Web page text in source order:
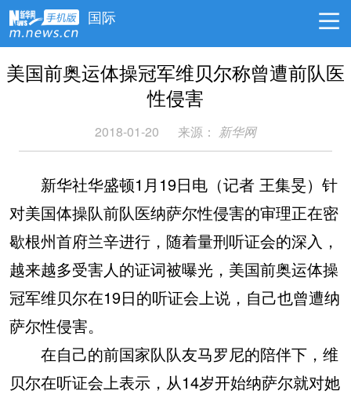
国际
美国前奥运体操冠军维贝尔称曾遭前队医
性侵害
2018-01-20 来源： 新华网
新华社华盛顿1月19日电（记者 王集旻）针
对美国体操队前队医纳萨尔性侵害的审理正在密
歇根州首府兰辛进行，随着量刑听证会的深入，
越来越多受害人的证词被曝光，美国前奥运体操
冠军维贝尔在19日的听证会上说，自己也曾遭纳
萨尔性侵害。
在自己的前国家队队友马罗尼的陪伴下，维
贝尔在听证会上表示，从14岁开始纳萨尔就对她